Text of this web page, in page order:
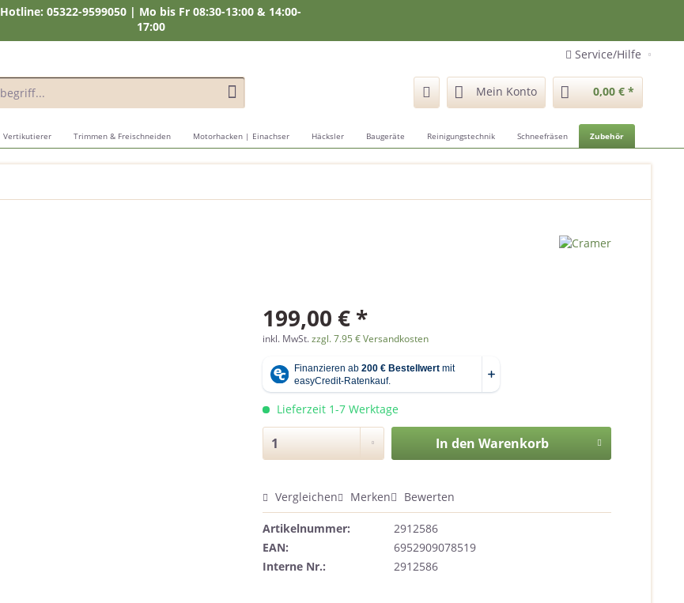
Hotline: 05322-9599050 | Mo bis Fr 08:30-13:00 & 14:00-
17:00
Service/Hilfe
Mein Konto 0,00 € *
Vertikutierer Trimmen & Freischneiden Motorhacken | Einachser Häcksler Baugeräte Reinigungstechnik Schneefräsen Zubehör
199,00 € *
inkl. MwSt.zzgl. 7.95 € Versandkosten
Lieferzeit 1-7 Werktage
In den Warenkorb
Vergleichen Merken Bewerten
Artikelnummer:
2912586
EAN:
6952909078519
Interne Nr.:
2912586